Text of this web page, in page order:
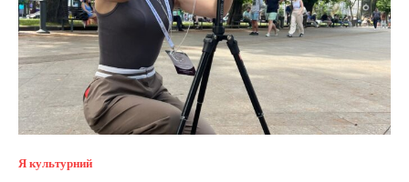
Я культурний